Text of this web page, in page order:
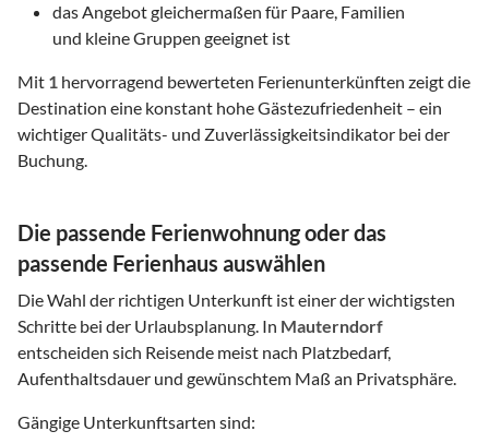
das Angebot gleichermaßen für Paare, Familien
und kleine Gruppen geeignet ist
Mit 1 hervorragend bewerteten Ferienunterkünften zeigt die
Destination eine konstant hohe Gästezufriedenheit – ein
wichtiger Qualitäts- und Zuverlässigkeitsindikator bei der
Buchung.
Die passende Ferienwohnung oder das
passende Ferienhaus auswählen
Die Wahl der richtigen Unterkunft ist einer der wichtigsten
Schritte bei der Urlaubsplanung. In Mauterndorf
entscheiden sich Reisende meist nach Platzbedarf,
Aufenthaltsdauer und gewünschtem Maß an Privatsphäre.
Gängige Unterkunftsarten sind: